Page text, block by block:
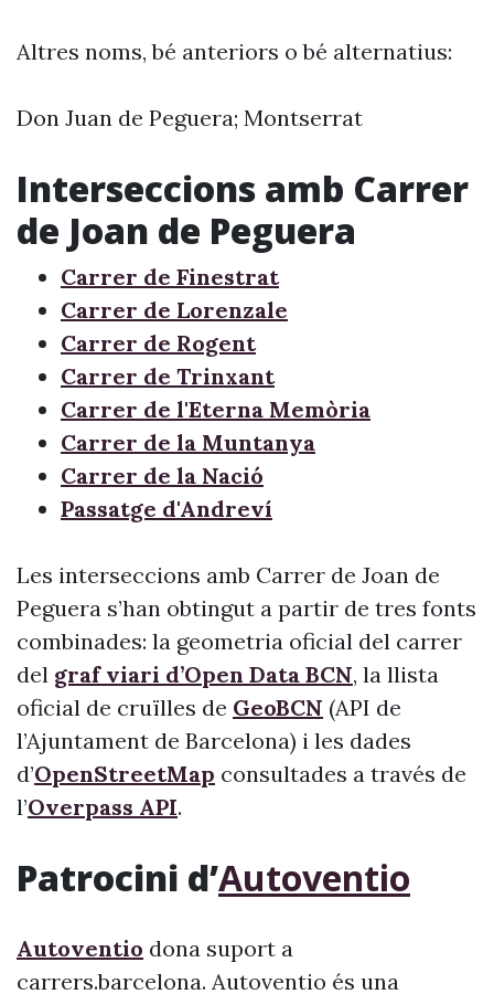
Altres noms, bé anteriors o bé alternatius:
Don Juan de Peguera; Montserrat
Interseccions amb Carrer
de Joan de Peguera
Carrer de Finestrat
Carrer de Lorenzale
Carrer de Rogent
Carrer de Trinxant
Carrer de l'Eterna Memòria
Carrer de la Muntanya
Carrer de la Nació
Passatge d'Andreví
Les interseccions amb Carrer de Joan de
Peguera s’han obtingut a partir de tres fonts
combinades: la geometria oficial del carrer
del graf viari d’Open Data BCN, la llista
oficial de cruïlles de GeoBCN (API de
l’Ajuntament de Barcelona) i les dades
d’OpenStreetMap consultades a través de
l’Overpass API.
Patrocini d’Autoventio
Autoventio dona suport a
carrers.barcelona. Autoventio és una